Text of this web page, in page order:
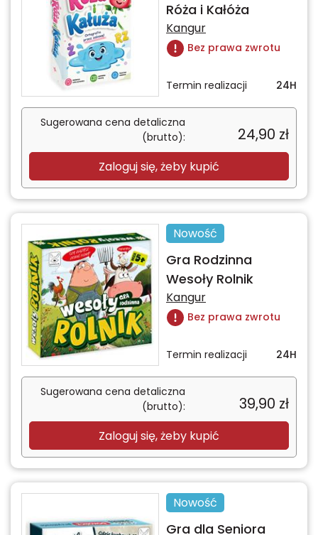
Róża i Kałóża
Kangur
Bez prawa zwrotu
Termin realizacji 24H
Sugerowana cena detaliczna
(brutto):
24,90 zł
Zaloguj się, żeby kupić
Nowość
Gra Rodzinna
Wesoły Rolnik
Kangur
Bez prawa zwrotu
Termin realizacji 24H
Sugerowana cena detaliczna
(brutto):
39,90 zł
Zaloguj się, żeby kupić
Nowość
Gra dla Seniora